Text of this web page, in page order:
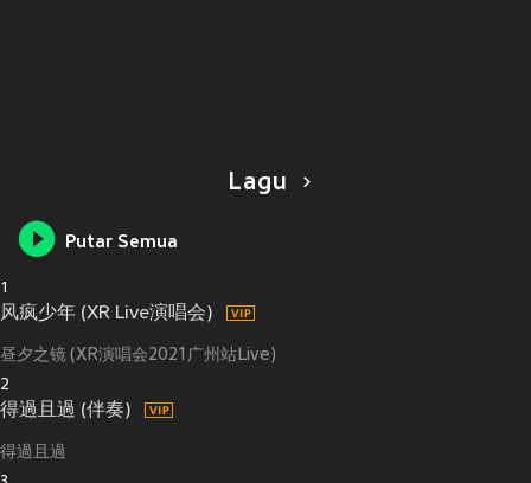
Lagu
Putar Semua
1
风疯少年 (XR Live演唱会)
昼夕之镜 (XR演唱会2021广州站Live)
2
得過且過 (伴奏)
得過且過